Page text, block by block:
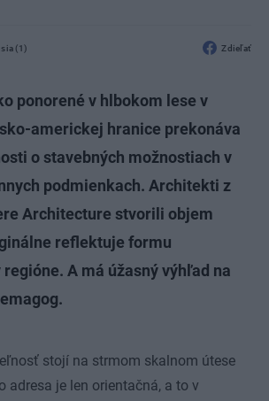
(1) Zdieľať
ponorené v hlbokom lese v
americkej hranice prekonáva
o stavebných možnostiach v
podmienkach. Architekti z
Architecture stvorili objem
reflektuje formu
A má úžasný výhľad na
stojí na strmom skalnom útese
adresa je len orientačná, a to v